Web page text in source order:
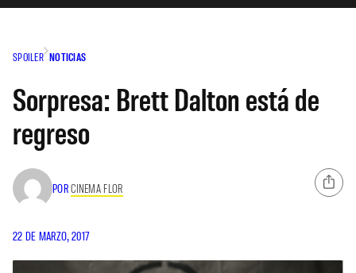
SPOILER NOTICIAS
Sorpresa: Brett Dalton está de
regreso
PORCINEMA FLOR
22 DE MARZO, 2017